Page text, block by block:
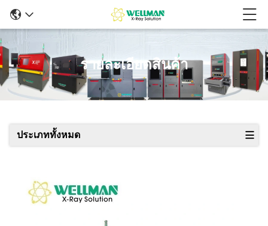
รายละเอียดสินค้า
ประเภททั้งหมด